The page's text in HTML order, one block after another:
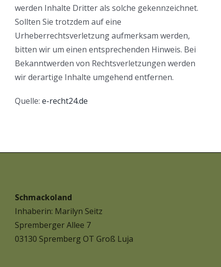
werden Inhalte Dritter als solche gekennzeichnet.
Sollten Sie trotzdem auf eine
Urheberrechtsverletzung aufmerksam werden,
bitten wir um einen entsprechenden Hinweis. Bei
Bekanntwerden von Rechtsverletzungen werden
wir derartige Inhalte umgehend entfernen.
Quelle: e-recht24.de
Schmackoland
Inhaberin: Marilyn Seitz
Spremberger Allee 7
03130 Spremberg OT Groß Luja